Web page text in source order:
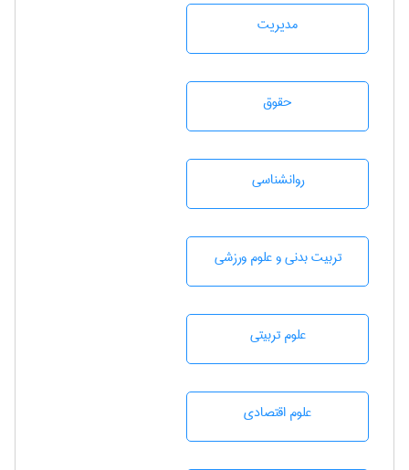
مديريت
حقوق
روانشناسی
تربيت بدنی و علوم ورزشی
علوم تربيتی
علوم اقتصادی